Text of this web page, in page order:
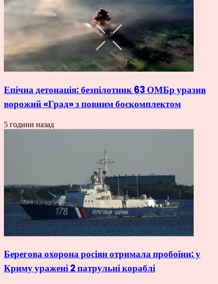
Епічна детонація: безпілотник 63 ОМБр уразив
ворожий «Град» з повним боєкомплектом
5 години назад
Берегова охорона росіян отримала пробоїни: у
Криму уражені 2 патрульні кораблі